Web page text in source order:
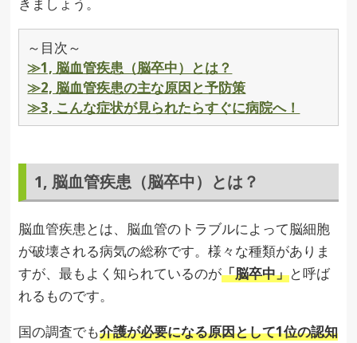
～目次～
≫1, 脳血管疾患（脳卒中）とは？
≫2, 脳血管疾患の主な原因と予防策
≫3, こんな症状が見られたらすぐに病院へ！
1, 脳血管疾患（脳卒中）とは？
脳血管疾患とは、脳血管のトラブルによって脳細胞
が破壊される病気の総称です。様々な種類がありま
すが、最もよく知られているのが「脳卒中」と呼ば
れるものです。
国の調査でも介護が必要になる原因として1位の認知